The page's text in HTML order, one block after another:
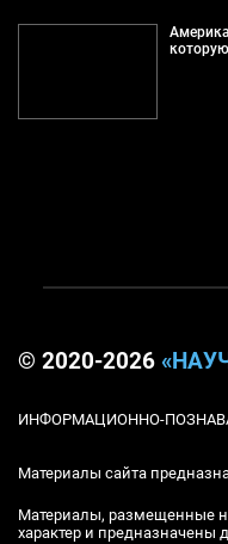
© 2020-2026
ИНФОРМАЦИОННО-
Материалы сайта
Материалы, размещенные
характер и предназначены